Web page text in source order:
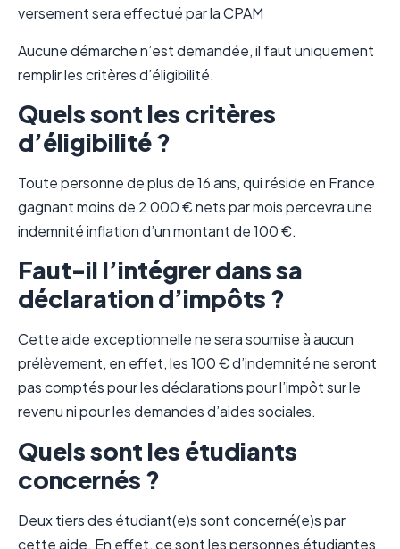
versement sera effectué par la CPAM
Aucune démarche n’est demandée, il faut uniquement
remplir les critères d’éligibilité.
Quels sont les critères
d’éligibilité ?
Toute personne de plus de 16 ans, qui réside en France
gagnant moins de 2 000 € nets par mois percevra une
indemnité inflation d’un montant de 100 €.
Faut-il l’intégrer dans sa
déclaration d’impôts ?
Cette aide exceptionnelle ne sera soumise à aucun
prélèvement, en effet, les 100 € d’indemnité ne seront
pas comptés pour les déclarations pour l’impôt sur le
revenu ni pour les demandes d’aides sociales.
Quels sont les étudiants
concernés ?
Deux tiers des étudiant(e)s sont concerné(e)s par
cette aide. En effet, ce sont les personnes étudiantes